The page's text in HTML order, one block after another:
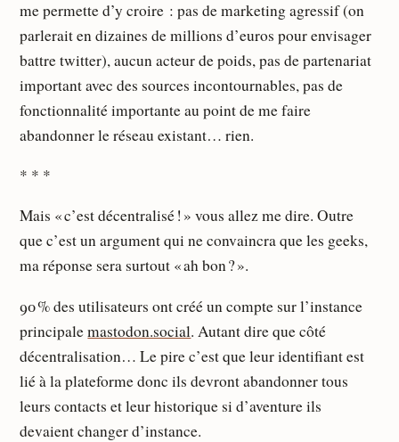
me permette d’y croire : pas de marketing agressif (on
parlerait en dizaines de millions d’euros pour envisager
battre twitter), aucun acteur de poids, pas de partenariat
important avec des sources incontournables, pas de
fonctionnalité importante au point de me faire
abandonner le réseau existant… rien.
* * *
Mais « c’est décentralisé ! » vous allez me dire. Outre
que c’est un argument qui ne convaincra que les geeks,
ma réponse sera surtout « ah bon ? ».
90 % des utilisateurs ont créé un compte sur l’instance
principalemastodon.social. Autant dire que côté
décentralisation… Le pire c’est que leur identifiant est
lié à la plateforme donc ils devront abandonner tous
leurs contacts et leur historique si d’aventure ils
devaient changer d’instance.